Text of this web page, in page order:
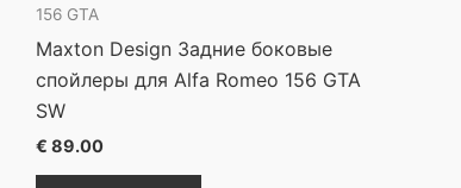
156 GTA
Maxton Design Задние боковые
спойлеры для Alfa Romeo 156 GTA
SW
€ 89.00